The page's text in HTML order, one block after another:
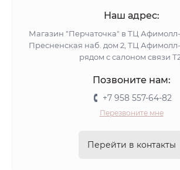
Наш адрес:
Магазин "Перчаточка" в ТЦ
Пресненская наб. дом 2, ТЦ Афимолл-
рядом с салоном связи
Позвоните нам:
+7 958 557-64-82
Перезвоните мне
Перейти в контакты